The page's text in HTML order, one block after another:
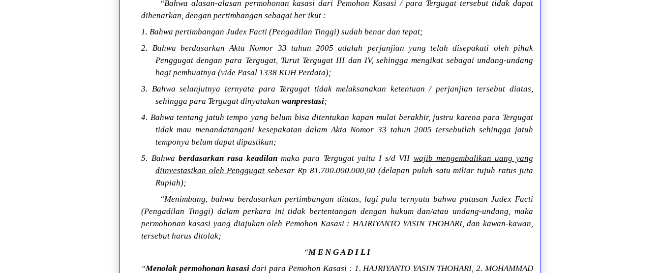
“Bahwa alasan-alasan permohonan kasasi dari Pemohon Kasasi / para Tergugat tersebut tidak dapat
dibenarkan, dengan pertimbangan sebagai ber ikut :
1. Bahwa pertimbangan Judex Facti (Pengadilan Tinggi) sudah benar dan tepat;
2. Bahwa berdasarkan Akta Nomor 33 tahun 2005 adalah perjanjian yang telah disepakati oleh pihak
Penggugat dengan para Tergugat, Turut Tergugat III dan IV, sehingga mengikat sebagai undang-undang
bagi pembuatnya (vide Pasal 1338 KUH Perdata);
3. Bahwa selanjutnya ternyata para Tergugat tidak melaksanakan ketentuan / perjanjian tersebut diatas,
sehingga para Tergugat dinyatakan wanprestasi;
4. Bahwa tentang jatuh tempo yang belum bisa ditentukan kapan mulai berakhir, justru karena para Tergugat
tidak mau menandatangani kesepakatan dalam Akta Nomor 33 tahun 2005 tersebutlah sehingga jatuh
temponya belum dapat dipastikan;
5. Bahwa berdasarkan rasa keadilan maka para Tergugat yaitu I s/d VII wajib mengembalikan uang yang
diinvestasikan oleh Penggugat sebesar Rp 81.700.000.000,00 (delapan puluh satu miliar tujuh ratus juta
Rupiah);
“Menimbang, bahwa berdasarkan pertimbangan diatas, lagi pula ternyata bahwa putusan Judex Facti
(Pengadilan Tinggi) dalam perkara ini tidak bertentangan dengan hukum dan/atau undang-undang, maka
permohonan kasasi yang diajukan oleh Pemohon Kasasi : HAJRIYANTO YASIN THOHARI, dan kawan-kawan,
tersebut harus ditolak;
“M E N G A D I L I
“Menolak permohonan kasasi dari para Pemohon Kasasi : 1. HAJRIYANTO YASIN THOHARI, 2. MOHAMMAD